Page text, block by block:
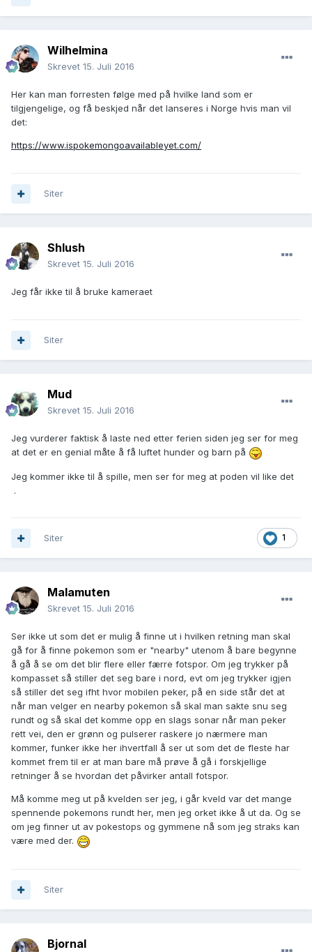
Wilhelmina
Skrevet 15. Juli 2016
Her kan man forresten følge med på hvilke land som er
tilgjengelige, og få beskjed når det lanseres i Norge hvis man vil
det:
https://www.ispokemongoavailableyet.com/
Siter
Shlush
Skrevet 15. Juli 2016
Jeg får ikke til å bruke kameraet
Siter
Mud
Skrevet 15. Juli 2016
Jeg vurderer faktisk å laste ned etter ferien siden jeg ser for meg
at det er en genial måte å få luftet hunder og barn på
Jeg kommer ikke til å spille, men ser for meg at poden vil like det
.
1
Siter
Malamuten
Skrevet 15. Juli 2016
Ser ikke ut som det er mulig å finne ut i hvilken retning man skal
gå for å finne pokemon som er "nearby" utenom å bare begynne
å gå å se om det blir flere eller færre fotspor. Om jeg trykker på
kompasset så stiller det seg bare i nord, evt om jeg trykker igjen
så stiller det seg ifht hvor mobilen peker, på en side står det at
når man velger en nearby pokemon så skal man sakte snu seg
rundt og så skal det komme opp en slags sonar når man peker
rett vei, den er grønn og pulserer raskere jo nærmere man
kommer, funker ikke her ihvertfall å ser ut som det de fleste har
kommet frem til er at man bare må prøve å gå i forskjellige
retninger å se hvordan det påvirker antall fotspor.
Må komme meg ut på kvelden ser jeg, i går kveld var det mange
spennende pokemons rundt her, men jeg orket ikke å ut da. Og se
om jeg finner ut av pokestops og gymmene nå som jeg straks kan
være med der.
Siter
Bjornal